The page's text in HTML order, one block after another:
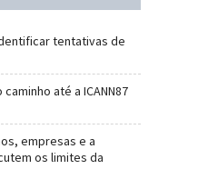
tentativas de
até a ICANN87
empresas e a
os limites da